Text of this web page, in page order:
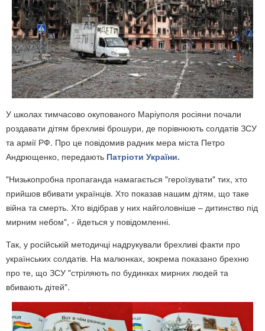
У школах тимчасово окупованого Маріуполя росіяни почали
роздавати дітям брехливі брошури, де порівнюють солдатів ЗСУ
та армії РФ. Про це повідомив радник мера міста Петро
Андрющенко, передають Патріоти України.
"Низькопробна пропаганда намагається "героїзувати" тих, хто
прийшов вбивати українців. Хто показав нашим дітям, що таке
війна та смерть. Хто відібрав у них найголовніше – дитинство під
мирним небом", - йдеться у повідомленні.
Так, у російській методичці надрукували брехливі факти про
українських солдатів. На малюнках, зокрема показано брехню
про те, що ЗСУ "стріляють по будинках мирних людей та
вбивають дітей".